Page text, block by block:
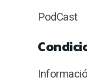
PodCast